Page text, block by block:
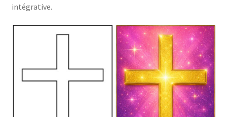
intégrative.